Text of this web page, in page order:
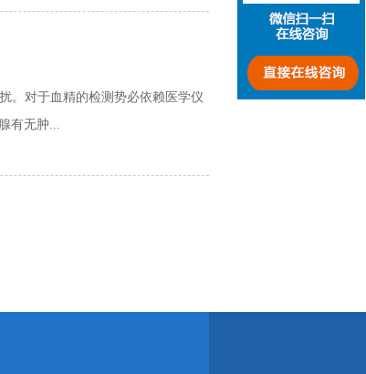
。对于血精的检测势必依赖医学仪
有无肿...